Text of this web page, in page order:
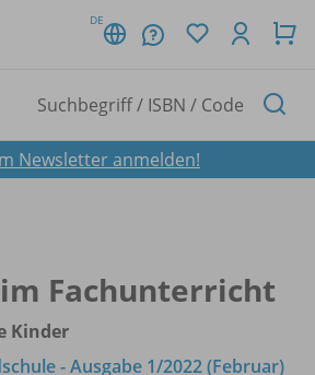
DE
Newsletter anmelden!
Fachunterricht
Kinder
- Ausgabe 1/2022 (Februar)